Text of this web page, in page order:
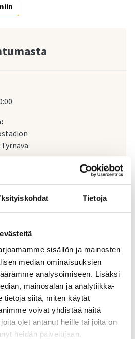
Tietoja
sisällön ja mainosten
median ominaisuuksien
analysoimiseen. Lisäksi
mainosalan ja analytiikka-
tietoja siitä, miten käytät
voivat yhdistää näitä
olet antanut heille tai joita on
heidän palvelujaan.
PesäKuula
PesäKuula -kotiottelu ti
Kirkkotie 25.